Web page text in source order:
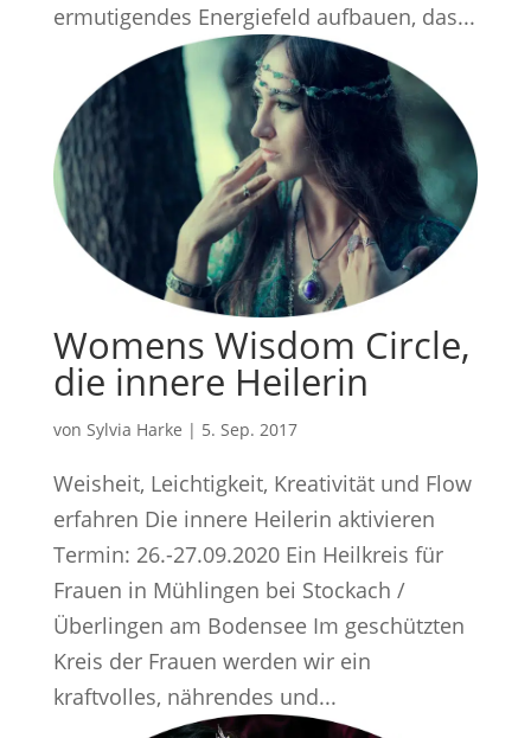
ermutigendes Energiefeld aufbauen, das...
Womens Wisdom Circle,
die innere Heilerin
von Sylvia Harke | 5. Sep. 2017
Weisheit, Leichtigkeit, Kreativität und Flow
erfahren Die innere Heilerin aktivieren
Termin: 26.-27.09.2020 Ein Heilkreis für
Frauen in Mühlingen bei Stockach /
Überlingen am Bodensee Im geschützten
Kreis der Frauen werden wir ein
kraftvolles, nährendes und...